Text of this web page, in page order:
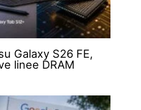
Galaxy S26 FE,
linee DRAM